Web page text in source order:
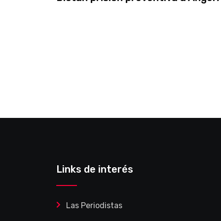
Links de interés
Las Periodistas